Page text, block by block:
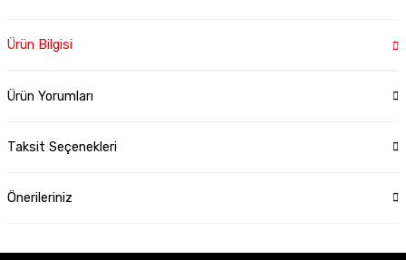
Ürün Bilgisi
Ürün Yorumları
Taksit Seçenekleri
Önerileriniz